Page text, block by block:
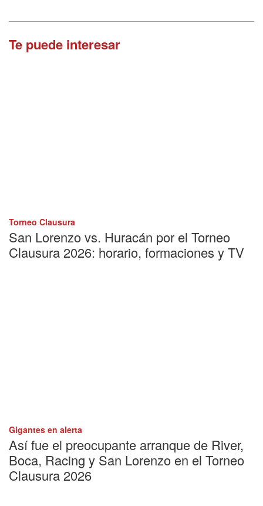
Te puede interesar
Torneo Clausura
San Lorenzo vs. Huracán por el Torneo
Clausura 2026: horario, formaciones y TV
Gigantes en alerta
Así fue el preocupante arranque de River,
Boca, Racing y San Lorenzo en el Torneo
Clausura 2026